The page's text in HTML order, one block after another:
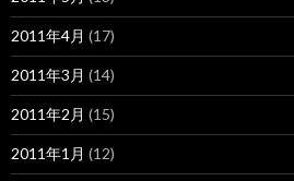
2011年4月 (17)
2011年3月 (14)
2011年2月 (15)
2011年1月 (12)